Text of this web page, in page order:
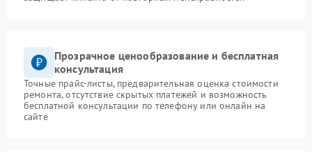
Прозрачное ценообразование и бесплатная
консультация
Точные прайс-листы, предварительная оценка стоимости
ремонта, отсутствие скрытых платежей и возможность
бесплатной консультации по телефону или онлайн на
сайте